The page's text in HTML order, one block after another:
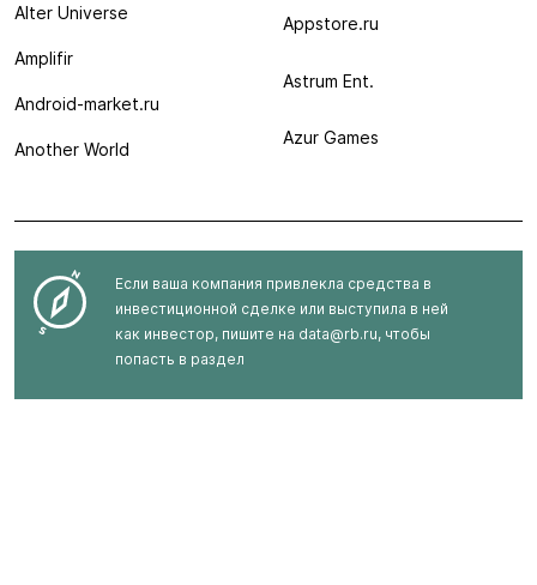
Alter Universe
Amplifir
Android-market.ru
Another World
Appstore.ru
Astrum Ent.
Azur Games
Если ваша компания привлекла средства в
инвестиционной сделке или выступила в ней
как инвестор, пишите на data@rb.ru, чтобы
попасть в раздел